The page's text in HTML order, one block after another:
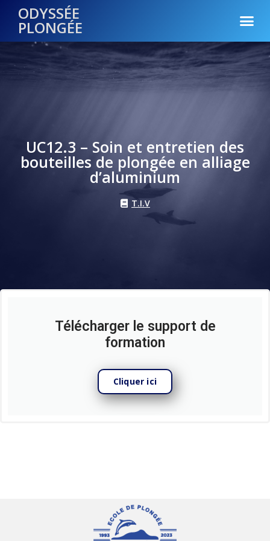
ODYSSÉE
PLONGÉE
UC12.3 – Soin et entretien des
bouteilles de plongée en alliage
d’aluminium
T.I.V
Télécharger le support de
formation
Cliquer ici